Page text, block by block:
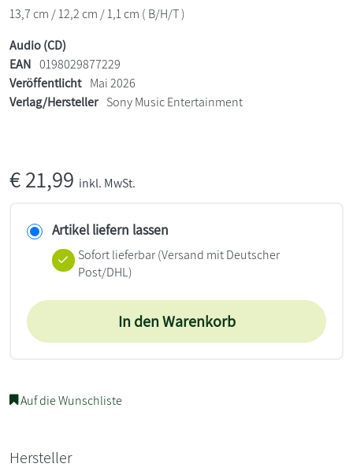
13,7 cm / 12,2 cm / 1,1 cm ( B/H/T )
Audio (CD)
EAN 0198029877229
Veröffentlicht Mai 2026
Verlag/Hersteller Sony Music Entertainment
€21,99 inkl. MwSt.
Artikel liefern lassen
Sofort lieferbar(Versand mit Deutscher
Post/DHL)
In den Warenkorb
Auf die Wunschliste
Hersteller